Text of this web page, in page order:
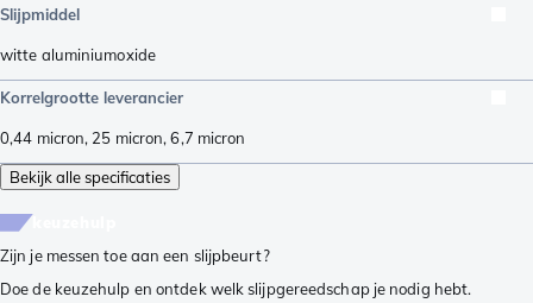
Slijpmiddel
witte aluminiumoxide
Korrelgrootte leverancier
0,44 micron, 25 micron,6,7 micron
Bekijk alle specificaties
Zijn je messen toe aan een slijpbeurt?
Doe de keuzehulp en ontdek welk slijpgereedschap je nodig hebt.